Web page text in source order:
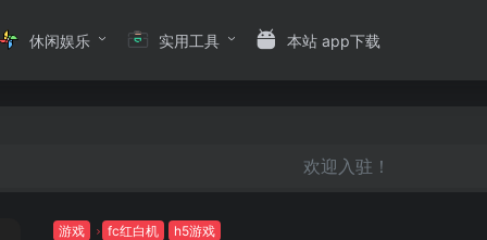
休闲娱乐 实用工具 本站 app下载
欢迎入驻！
游戏 fc红白机 h5游戏